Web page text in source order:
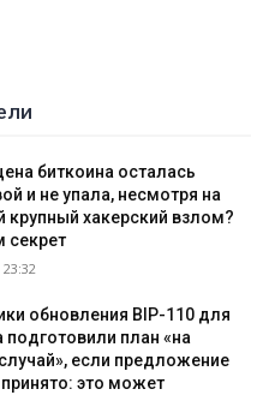
биткоина осталась
и не упала, несмотря на
крупный хакерский взлом?
секрет
23:32
обновления BIP-110 для
подготовили план «на
если предложение
принято: это может